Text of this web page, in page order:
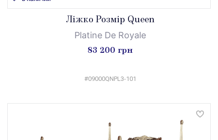
Ліжко Розмір Queen
Platine De Royale
83 200 грн
#09000QNPL3-101